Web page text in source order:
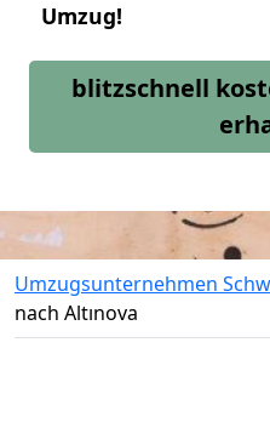
Umzug!
blitzschnell
Umzugsunternehmen
nach Altınova